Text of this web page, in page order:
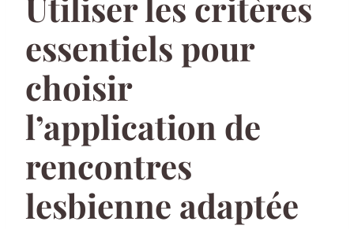
essentiels pour
choisir
l’application de
rencontres
lesbienne adaptée